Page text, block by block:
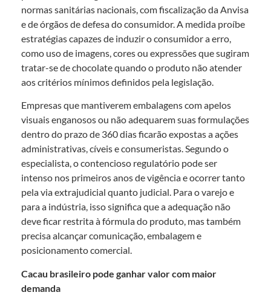
normas sanitárias nacionais, com fiscalização da Anvisa
e de órgãos de defesa do consumidor. A medida proíbe
estratégias capazes de induzir o consumidor a erro,
como uso de imagens, cores ou expressões que sugiram
tratar-se de chocolate quando o produto não atender
aos critérios mínimos definidos pela legislação.
Empresas que mantiverem embalagens com apelos
visuais enganosos ou não adequarem suas formulações
dentro do prazo de 360 dias ficarão expostas a ações
administrativas, cíveis e consumeristas. Segundo o
especialista, o contencioso regulatório pode ser
intenso nos primeiros anos de vigência e ocorrer tanto
pela via extrajudicial quanto judicial. Para o varejo e
para a indústria, isso significa que a adequação não
deve ficar restrita à fórmula do produto, mas também
precisa alcançar comunicação, embalagem e
posicionamento comercial.
Cacau brasileiro pode ganhar valor com maior
demanda